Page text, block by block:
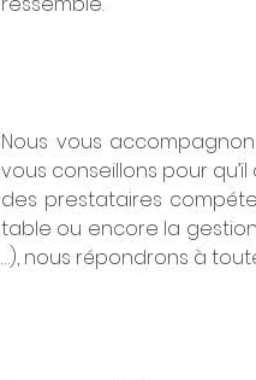
Nous vous
vous conseillons pour
des prestataires
table ou encore la
…), nous répondrons à